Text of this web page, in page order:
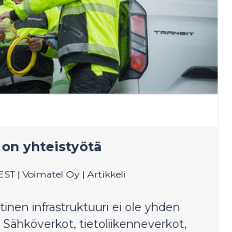
yhteistyötä
| Voimatel Oy | Artikkeli
infrastruktuuri ei ole yhden
tietoliikenneverkot,